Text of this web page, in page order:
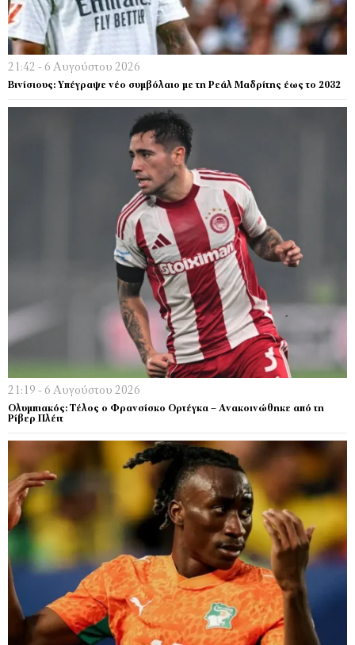
21:42 - 6 Αυγούστου 2026
Βινίσιους: Υπέγραψε νέο συμβόλαιο με τη Ρεάλ Μαδρίτης έως το 2032
21:19 - 6 Αυγούστου 2026
Ολυμπιακός: Τέλος ο Φρανσίσκο Ορτέγκα – Ανακοινώθηκε από τη
Ρίβερ Πλέιτ